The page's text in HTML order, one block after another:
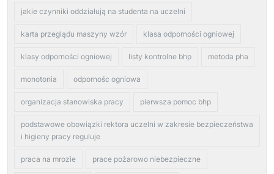
jakie czynniki oddziałują na studenta na uczelni
karta przeglądu maszyny wzór klasa odporności ogniowej
klasy odporności ogniowej listy kontrolne bhp metoda pha
monotonia odpornośc ogniowa
organizacja stanowiska pracy pierwsza pomoc bhp
podstawowe obowiązki rektora uczelni w zakresie bezpieczeństwa
i higieny pracy reguluje
praca na mrozie prace pożarowo niebezpieczne